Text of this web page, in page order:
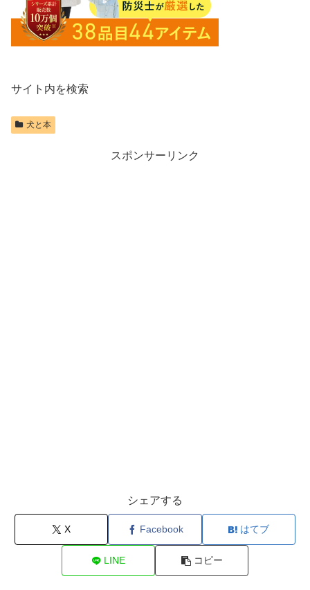
サイト内を検索
犬と本
スポンサーリンク
シェアする
X Facebook はてブ
LINE コピー